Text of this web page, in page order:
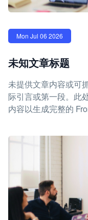
Mon Jul 06 2026
未知文章标题
未提供文章内容或可
际引言或第一段。此
内容以生成完整的